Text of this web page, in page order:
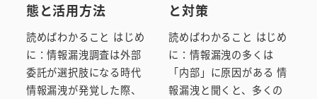
態と活用方法
読めばわかること はじめ
に：情報漏洩調査は外部
委託が選択肢になる時代
情報漏洩が発覚した際、
と対策
読めばわかること はじめ
に：情報漏洩の多くは
「内部」に原因がある 情
報漏洩と聞くと、多くの